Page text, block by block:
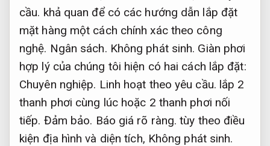
cầu. khả quan để có các hướng dẫn lắp đặt
mặt hàng một cách chính xác theo công
nghệ. Ngân sách. Không phát sinh. Giàn phơi
hợp lý của chúng tôi hiện có hai cách lắp đặt:
Chuyên nghiệp. Linh hoạt theo yêu cầu. lắp 2
thanh phơi cùng lúc hoặc 2 thanh phơi nối
tiếp. Đảm bảo. Báo giá rõ ràng. tùy theo điều
kiện địa hình và diện tích, Không phát sinh.